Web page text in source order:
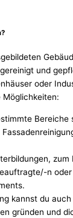
und
oder
Möglichkeiten:
Bereiche
zum
n
kannst du
gründen und